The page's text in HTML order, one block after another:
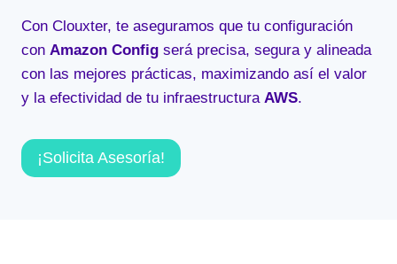
Con Clouxter, te aseguramos que tu configuración
con Amazon Config será precisa, segura y alineada
con las mejores prácticas, maximizando así el valor
y la efectividad de tu infraestructura AWS.
¡Solicita Asesoría!